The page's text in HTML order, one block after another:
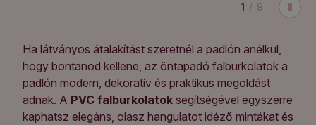
1 / 9
Ha látványos átalakítást szeretnél a padlón anélkül,
hogy bontanod kellene, az öntapadó falburkolatok a
padlón modern, dekoratív és praktikus megoldást
adnak. A PVC falburkolatok segítségével egyszerre
kaphatsz elegáns, olasz hangulatot idéző mintákat és